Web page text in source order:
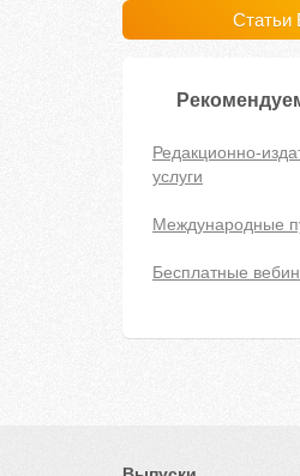
Статьи
Редакционно-
услуги
Международные
Бесплатные